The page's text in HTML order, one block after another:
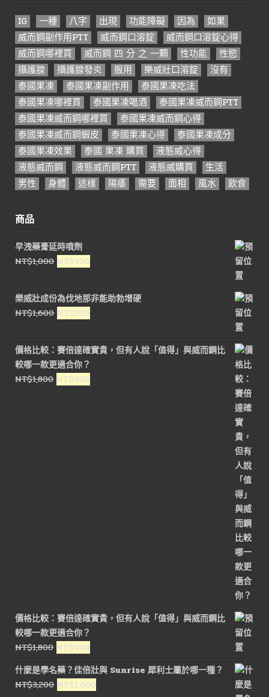
IG 一種 八字 出現 功能障礙 因為
如果
威而鋼副作用PTT
威而鋼口溶錠
威而鋼口溶錠心得
威而鋼哪裡買
威而鋼 四 分 之 一顆 性功能
性慾
攝護腺
攝護腺發炎 服用 樂威壯口溶錠
沒有
泰國果凍
泰國果凍副作用
泰國果凍吃法
泰國果凍哪裡買
泰國果凍喝酒
泰國果凍威而鋼PTT
泰國果凍威而鋼哪裡買
泰國果凍威而鋼心得
泰國果凍威而鋼蝦皮
泰國果凍心得
泰國果凍成分
泰國果凍效果
泰國 果凍 購買
液態威心得
液態威而鋼
液態威而鋼PTT 液態威購買
生活
男性
身體 這樣 陽痿 需要 面相 風水 飲食
商品
早洩藥膏延時噴劑
NT$1,000 原
價
格：
NT$1,000。
NT$450
價
格：
NT$450。
樂威壯成份為伐地那非能助勃增硬
NT$1,600 原
價
格：
NT$1,600。
NT$800
價
格：
NT$800。
價格比較：賽倍達確實貴，但有人說「值得」與威而鋼比
較哪一款更適合你？
NT$1,800 原
NT$900
價格比較：賽倍達確實貴，但有人說「值得」與威而鋼比
較哪一款更適合你？
NT$1,800 原
始
價
格：
NT$900
前
價
格：
什麼是學名藥？佳倍壯與 Sunrise 犀利士屬於哪一種？
NT$3,200 原
NT$1,600